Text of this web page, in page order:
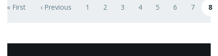
First page
« First Previous page
‹ Previous Page
1 Page
2 Page
3 Page
4 Page
5 Page
6 Page
7 8